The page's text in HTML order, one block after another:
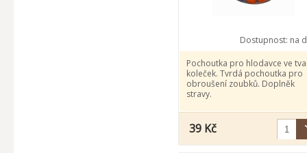
Dostupnost: na
Pochoutka pro hlodavce ve
koleček. Tvrdá pochoutka pro
obroušení zoubků. Doplněk
stravy.
39 Kč